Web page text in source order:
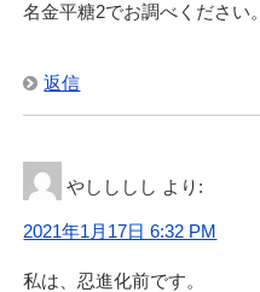
名金平糖2でお調べください。
返信
やしししし より:
2021年1月17日 6:32 PM
私は、忍進化前です。